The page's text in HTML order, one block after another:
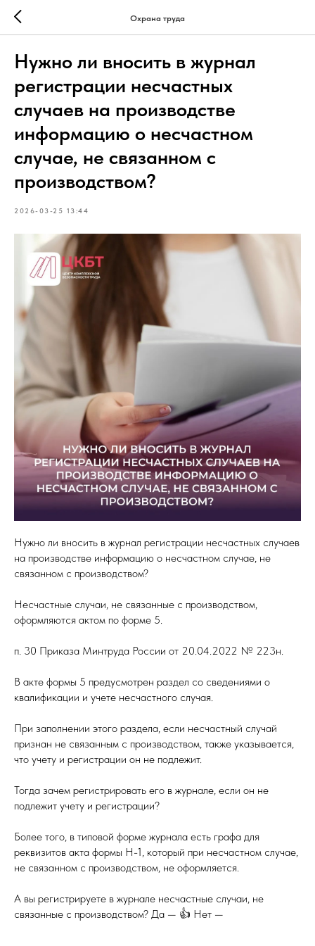
Охрана труда
Нужно ли вносить в журнал
регистрации несчастных
случаев на производстве
информацию о несчастном
случае, не связанном с
производством?
2026-03-25 13:44
Нужно ли вносить в журнал регистрации несчастных случаев
на производстве информацию о несчастном случае, не
связанном с производством?
Несчастные случаи, не связанные с производством,
оформляются актом по форме 5.
п. 30 Приказа Минтруда России от 20.04.2022 № 223н.
В акте формы 5 предусмотрен раздел со сведениями о
квалификации и учете несчастного случая.
При заполнении этого раздела, если несчастный случай
признан не связанным с производством, также указывается,
что учету и регистрации он не подлежит.
Тогда зачем регистрировать его в журнале, если он не
подлежит учету и регистрации?
Более того, в типовой форме журнала есть графа для
реквизитов акта формы Н-1, который при несчастном случае,
не связанном с производством, не оформляется.
А вы регистрируете в журнале несчастные случаи, не
связанные с производством? Да — 👍 Нет —